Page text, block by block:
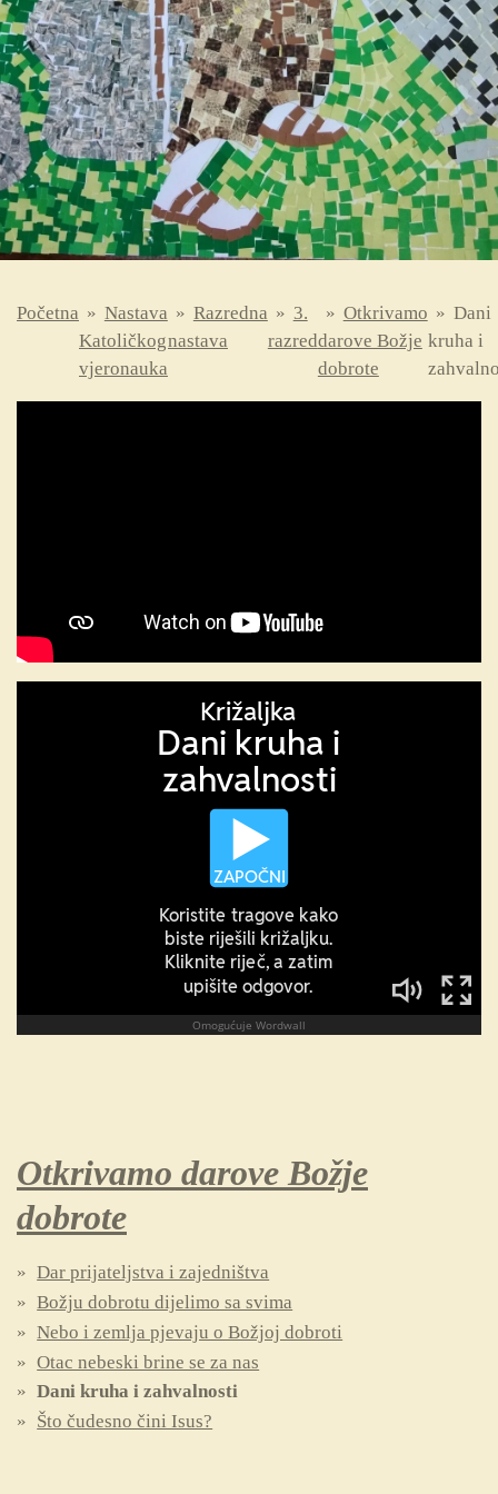
Početna » Nastava
Katoličkog
vjeronauka
» Razredna
nastava
» 3.
razred
» Otkrivamo
darove Božje
dobrote
» Dani
kruha i
Otkrivamo darove Božje
dobrote
Dar prijateljstva i zajedništva
Božju dobrotu dijelimo sa svima
Nebo i zemlja pjevaju o Božjoj dobroti
Otac nebeski brine se za nas
Dani kruha i zahvalnosti
Što čudesno čini Isus?